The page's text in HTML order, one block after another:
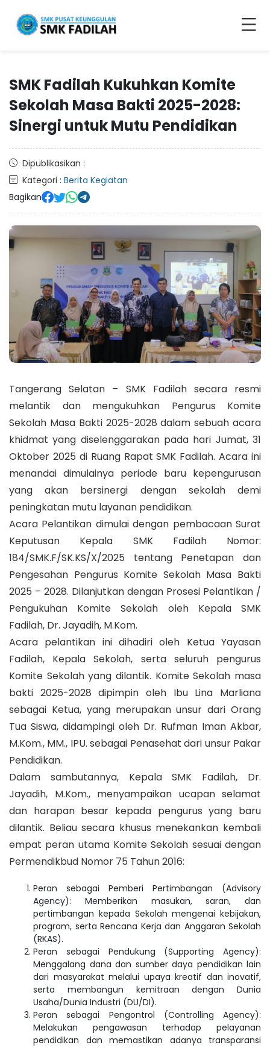
SMK Fadilah Kukuhkan Komite
Sekolah Masa Bakti 2025-2028:
Sinergi untuk Mutu Pendidikan
Dipublikasikan :
Kategori : Berita Kegiatan
Bagikan
Tangerang Selatan – SMK Fadilah secara resmi
melantik dan mengukuhkan Pengurus Komite
Sekolah Masa Bakti 2025-2028 dalam sebuah acara
khidmat yang diselenggarakan pada hari Jumat, 31
Oktober 2025 di Ruang Rapat SMK Fadilah. Acara ini
menandai dimulainya periode baru kepengurusan
yang akan bersinergi dengan sekolah demi
peningkatan mutu layanan pendidikan.
Acara Pelantikan dimulai dengan pembacaan Surat
Keputusan Kepala SMK Fadilah Nomor:
184/SMK.F/SK.KS/X/2025 tentang Penetapan dan
Pengesahan Pengurus Komite Sekolah Masa Bakti
2025 – 2028. Dilanjutkan dengan Prosesi Pelantikan /
Pengukuhan Komite Sekolah oleh Kepala SMK
Fadilah, Dr. Jayadih, M.Kom.
Acara pelantikan ini dihadiri oleh Ketua Yayasan
Fadilah, Kepala Sekolah, serta seluruh pengurus
Komite Sekolah yang dilantik. Komite Sekolah masa
bakti 2025-2028 dipimpin oleh Ibu Lina Marliana
sebagai Ketua, yang merupakan unsur dari Orang
Tua Siswa, didampingi oleh Dr. Rufman Iman Akbar,
M.Kom., MM., IPU. sebagai Penasehat dari unsur Pakar
Pendidikan.
Dalam sambutannya, Kepala SMK Fadilah, Dr.
Jayadih, M.Kom., menyampaikan ucapan selamat
dan harapan besar kepada pengurus yang baru
dilantik. Beliau secara khusus menekankan kembali
empat peran utama Komite Sekolah sesuai dengan
Permendikbud Nomor 75 Tahun 2016:
Peran sebagai Pemberi Pertimbangan (Advisory
Agency): Memberikan masukan, saran, dan
pertimbangan kepada Sekolah mengenai kebijakan,
program, serta Rencana Kerja dan Anggaran Sekolah
(RKAS).
Peran sebagai Pendukung (Supporting Agency):
Menggalang dana dan sumber daya pendidikan lain
dari masyarakat melalui upaya kreatif dan inovatif,
serta membangun kemitraan dengan Dunia
Usaha/Dunia Industri (DU/DI).
Peran sebagai Pengontrol (Controlling Agency):
Melakukan pengawasan terhadap pelayanan
pendidikan dan memastikan adanya transparansi